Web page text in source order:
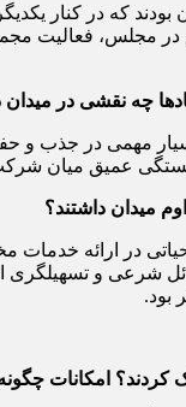
که در کنار
مجلس، فعالیت
چه نقشی در میدان
مهمی در جذب و
عمیق میان
میدان داشتند؟
در ارائه خدمات
شرعی و تسهیلگری
بود.
کردند؟ امکانات